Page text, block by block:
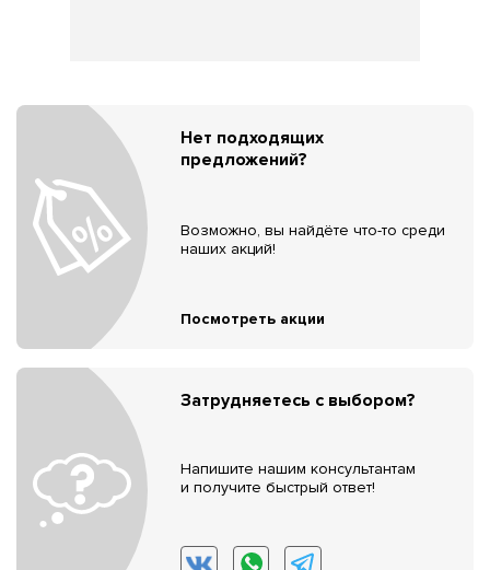
Нет подходящих
предложений?
Возможно, вы найдёте что-то среди
наших акций!
Посмотреть акции
Затрудняетесь с выбором?
Напишите нашим консультантам
и получите быстрый ответ!